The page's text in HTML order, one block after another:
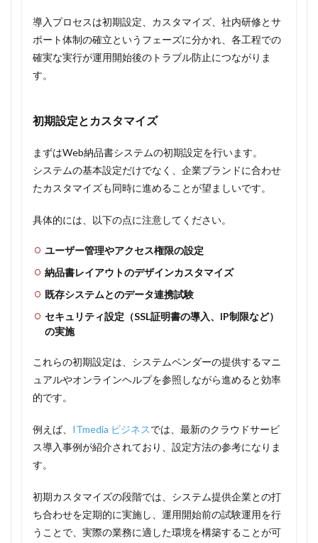
導入プロセスは初期設定、カスタマイズ、社内研修とサ
ポート体制の確立というフェーズに分かれ、各工程での
確実な実行が運用開始後のトラブル防止につながりま
す。
初期設定とカスタマイズ
まずはWeb納品書システムの初期設定を行います。
システムの基本設定だけでなく、企業ブランドに合わせ
たカスタマイズも同時に進めることが望ましいです。
具体的には、以下の点に注意してください。
ユーザー管理やアクセス権限の設定
納品書レイアウトのデザインカスタマイズ
既存システムとのデータ連携試験
セキュリティ設定（SSL証明書の導入、IP制限など）
の実施
これらの初期設定は、システムベンダーの提供するマニ
ュアルやオンラインヘルプを参照しながら進めると効率
的です。
例えば、 ITmedia ビジネスでは、最新のクラウドサービ
ス導入事例が紹介されており、設定方法の参考になりま
す。
初期カスタマイズの段階では、システム提供企業との打
ち合わせを定期的に実施し、運用開始前の試験運用を行
うことで、実際の業務に適した環境を構築することが可